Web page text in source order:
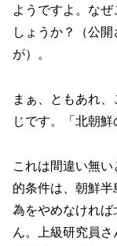
ようですよ。な
しょうか？（公
が）。
まぁ、ともあれ
じです。「北朝鮮
これは間違い無
的条件は、朝鮮
為をやめなけれ
ん。上級研究員